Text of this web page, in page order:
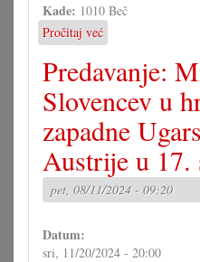
Kade: 1010 Beč
Pročitaj već
Balcanto
festival
s
BasBariTenori
Predavanje:
Slovencev u
zapadne
Austrije u 17.
pet, 08/11/2024 - 09:20
Datum:
sri, 11/20/2024 - 20:00